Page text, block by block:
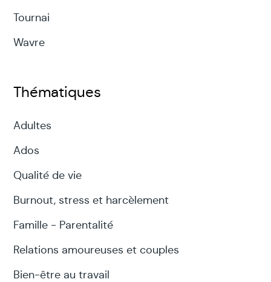
Tournai
Wavre
Thématiques
Adultes
Ados
Qualité de vie
Burnout, stress et harcèlement
Famille - Parentalité
Relations amoureuses et couples
Bien-être au travail